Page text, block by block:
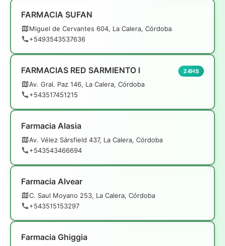
FARMACIA SUFAN
Miguel de Cervantes 604, La Calera, Córdoba
+5493543537636
FARMACIAS RED SARMIENTO I
Av. Gral. Paz 146, La Calera, Córdoba
+543517451215
24HS
Farmacia Alasia
Av. Vélez Sársfield 437, La Calera, Córdoba
+543543466694
Farmacia Alvear
C. Saul Moyano 253, La Calera, Córdoba
+543515153297
Farmacia Ghiggia